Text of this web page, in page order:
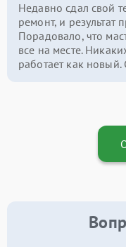
Недавно сдал свой
ремонт, и
Порадовало, что
все на месте.
работает как